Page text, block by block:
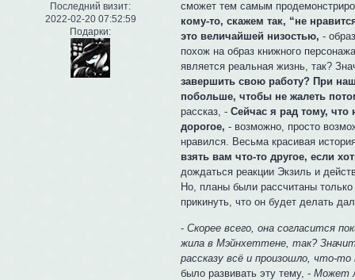
Последний визит:
2022-02-20 07:52:59
Подарки:
сможет тем самым
кому-то, скажем так, “не
это величайшей низостью, -
похож на образ книжного
является реальная жизнь, так?
завершить свою работу? При
побольше, чтобы не жалеть
рассказ, -Сейчас я рад тому,
дорогое, - возможно, просто
нравился. Весьма красивая
взять вам что-то другое, если
дождаться реакции Экзиль и
Но, планы были рассчитаны
прикинуть, что он будет делать
-Скорее всего, она согласится
жила в Мэйнхеттене, так?
рассказу всё и произошло, что-то
было развивать эту тему, -Может